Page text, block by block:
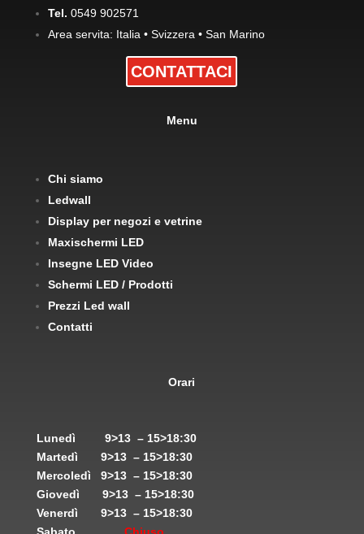
Tel. 0549 902571
Area servita: Italia • Svizzera • San Marino
CONTATTACI
Menu
Chi siamo
Ledwall
Display per negozi e vetrine
Maxischermi LED
Insegne LED Video
Schermi LED / Prodotti
Prezzi Led wall
Contatti
Orari
Lunedì 9>13 – 15>18:30
Martedì 9>13 – 15>18:30
Mercoledì 9>13 – 15>18:30
Giovedì 9>13 – 15>18:30
Venerdì 9>13 – 15>18:30